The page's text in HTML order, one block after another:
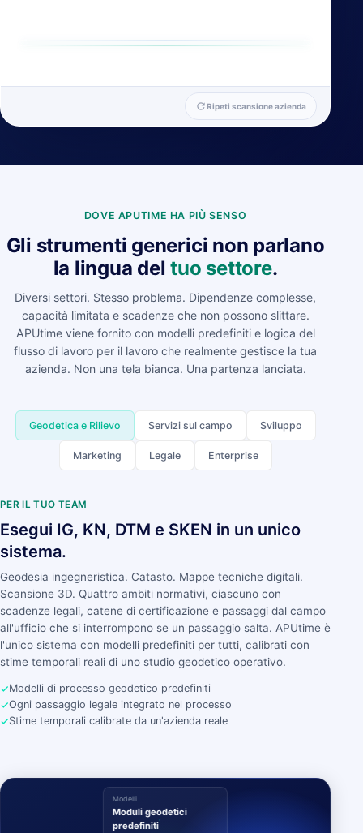
refreshRipeti scansione azienda
DOVE APUTIME HA PIÙ SENSO
Gli strumenti generici non parlano
la lingua deltuo settore.
Diversi settori. Stesso problema. Dipendenze complesse,
capacità limitata e scadenze che non possono slittare.
APUtime viene fornito con modelli predefiniti e logica del
flusso di lavoro per il lavoro che realmente gestisce la tua
azienda. Non una tela bianca. Una partenza lanciata.
Geodetica e Rilievo Servizi sul campo Sviluppo
Marketing Legale Enterprise
PER IL TUO TEAM
Esegui IG, KN, DTM e SKEN in un unico
sistema.
Geodesia ingegneristica. Catasto. Mappe tecniche digitali.
Scansione 3D. Quattro ambiti normativi, ciascuno con
scadenze legali, catene di certificazione e passaggi dal campo
all'ufficio che si interrompono se un passaggio salta. APUtime è
l'unico sistema con modelli predefiniti per tutti, calibrati con
stime temporali reali di uno studio geodetico operativo.
Modelli di processo geodetico predefiniti
Ogni passaggio legale integrato nel processo
Stime temporali calibrate da un'azienda reale
Modelli
Moduli geodetici
predefiniti